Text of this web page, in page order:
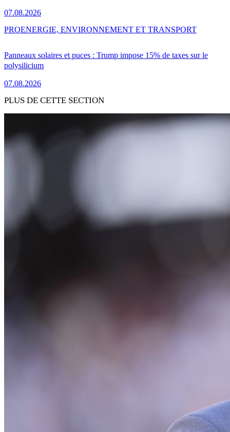
07.08.2026
Panneaux solaires et puces : Trump impose 15% de taxes sur le
polysilicium
07.08.2026
PROENERGIE, ENVIRONNEMENT ET TRANSPORT
PLUS DE CETTE SECTION